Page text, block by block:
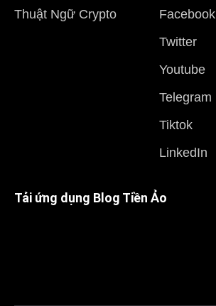
Thuật Ngữ Crypto
Facebook
Twitter
Youtube
Telegram
Tiktok
LinkedIn
Tải ứng dụng Blog Tiền Ảo